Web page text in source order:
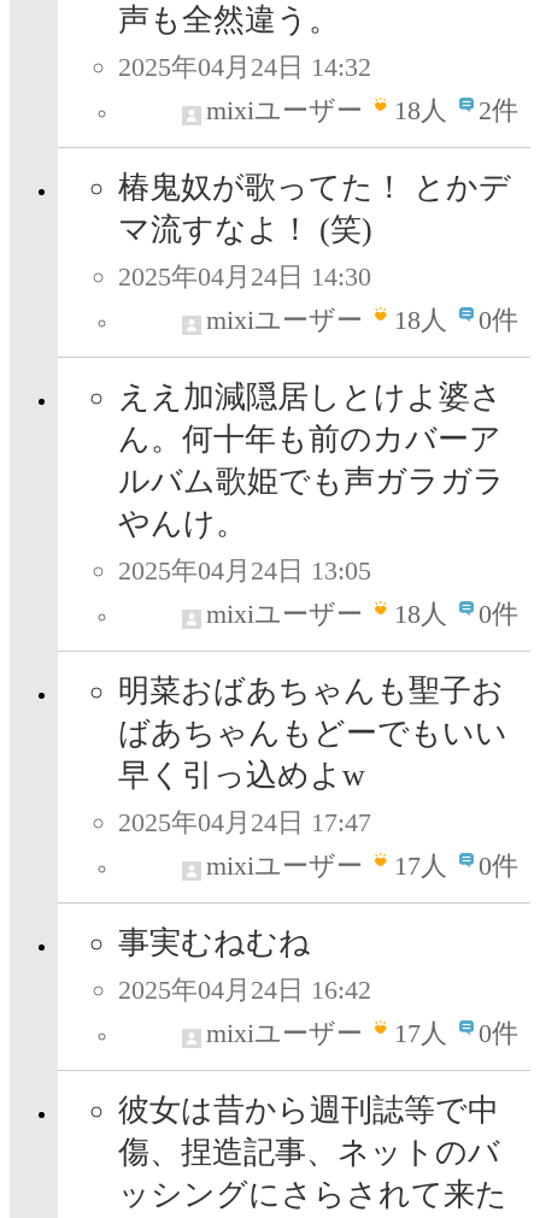
声も全然違う。
2025年04月24日 14:32
mixiユーザー
18人 2件
椿鬼奴が歌ってた！ とかデ
マ流すなよ！ (笑)
2025年04月24日 14:30
mixiユーザー
18人 0件
ええ加減隠居しとけよ婆さ
ん。何十年も前のカバーア
ルバム歌姫でも声ガラガラ
やんけ。
2025年04月24日 13:05
mixiユーザー
18人 0件
明菜おばあちゃんも聖子お
ばあちゃんもどーでもいい
早く引っ込めよw
2025年04月24日 17:47
mixiユーザー
17人 0件
事実むねむね
2025年04月24日 16:42
mixiユーザー
17人 0件
彼女は昔から週刊誌等で中
傷、捏造記事、ネットのバ
ッシングにさらされて来た